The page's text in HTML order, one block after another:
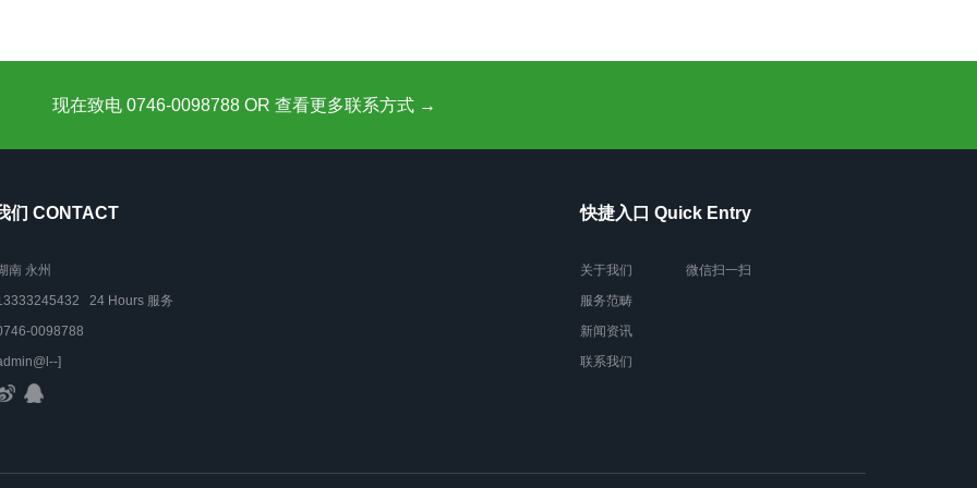
现在致电 0746-0098788 OR 查看更多联系方式 →
们 CONTACT
南 永州
24 Hours 服务
0098788
]
快捷入口 Quick Entry
关于我们
服务范畴
新闻资讯
联系我们
微信扫一扫